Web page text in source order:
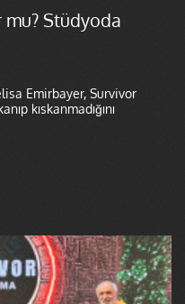
mu? Stüdyoda
Emirbayer, Survivor
kıskanmadığını